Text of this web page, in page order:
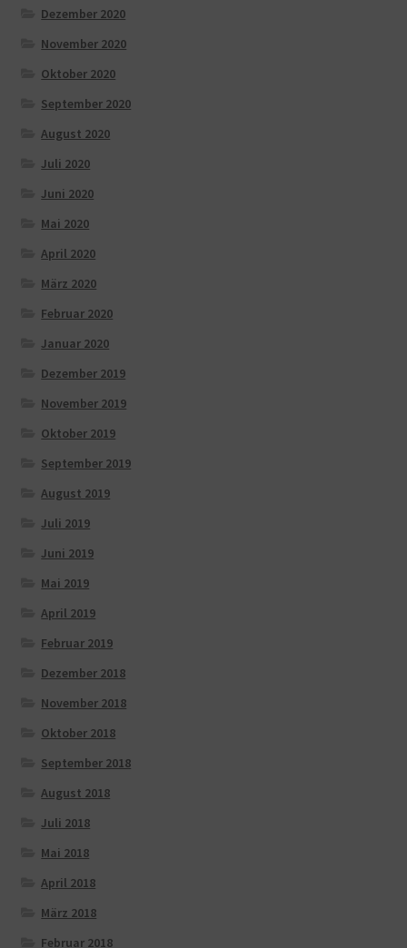
Dezember 2020
November 2020
Oktober 2020
September 2020
August 2020
Juli 2020
Juni 2020
Mai 2020
April 2020
März 2020
Februar 2020
Januar 2020
Dezember 2019
November 2019
Oktober 2019
September 2019
August 2019
Juli 2019
Juni 2019
Mai 2019
April 2019
Februar 2019
Dezember 2018
November 2018
Oktober 2018
September 2018
August 2018
Juli 2018
Mai 2018
April 2018
März 2018
Februar 2018